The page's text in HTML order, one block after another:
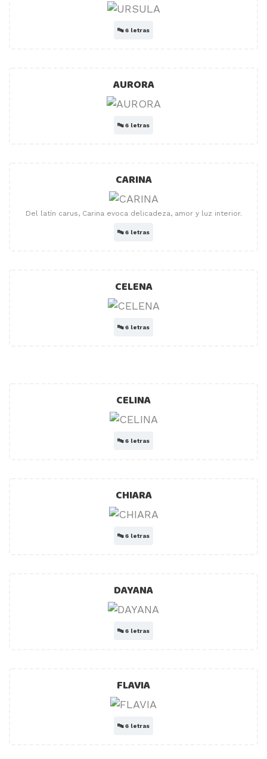
🔤6 letras
AURORA
🔤6 letras
CARINA
Del latín carus, Carina evoca delicadeza, amor y luz interior.
🔤6 letras
CELENA
🔤6 letras
CELINA
🔤6 letras
CHIARA
🔤6 letras
DAYANA
🔤6 letras
FLAVIA
🔤6 letras